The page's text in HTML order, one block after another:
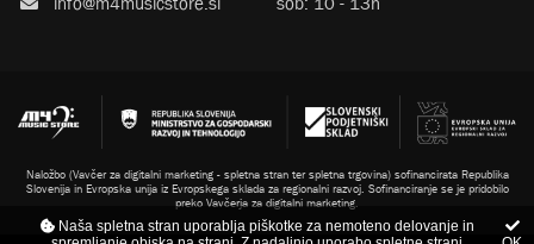
Naložbo (Vavčer za digitalni marketing - spletna stran ter spletna trgovina) sofinancirata Republika
Slovenija in Evropska unija iz Evropskega sklada za regionalni razvoj. Sofinanciranje se je pridobilo
preko Vavčerja za digitalni marketing.
Naša spletna stran uporablja piškotke za nemoteno delovanje in